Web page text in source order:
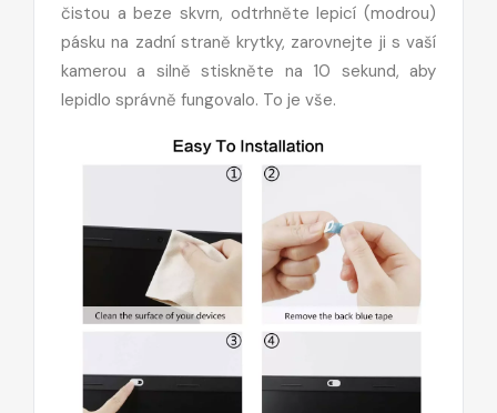
čistou a beze skvrn, odtrhněte lepicí (modrou)
pásku na zadní straně krytky, zarovnejte ji s vaší
kamerou a silně stiskněte na 10 sekund, aby
lepidlo správně fungovalo. To je vše.